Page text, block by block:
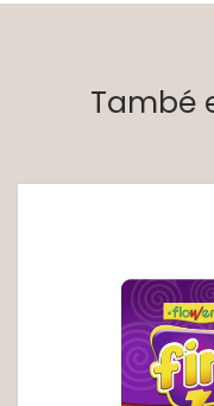
També